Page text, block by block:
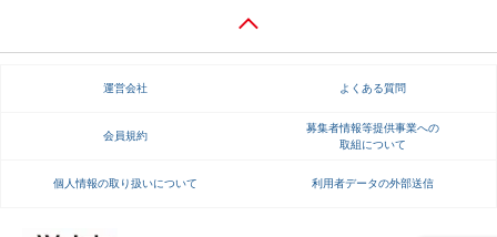
運営会社 よくある質問
会員規約
募集者情報等提供事業への
取組について
個人情報の取り扱いについて 利用者データの外部送信